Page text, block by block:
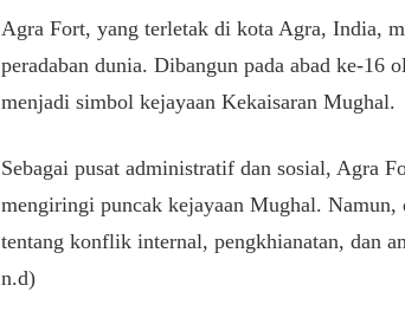
Agra Fort, yang terletak di kota Agra, India,
peradaban dunia. Dibangun pada abad ke-16
menjadi simbol kejayaan Kekaisaran Mughal.
Sebagai pusat administratif dan sosial, Agra
mengiringi puncak kejayaan Mughal.
tentang konflik internal, pengkhianatan, dan
n.d)